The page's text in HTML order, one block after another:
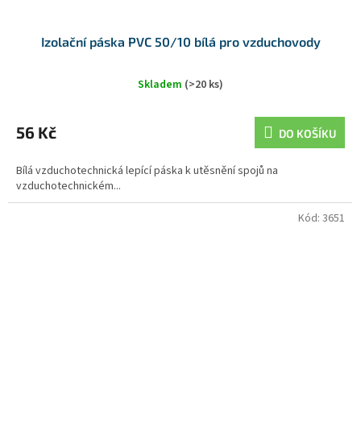
Izolační páska PVC 50/10 bílá pro vzduchovody
Skladem (>20 ks)
56 Kč DO KOŠÍKU
Bílá vzduchotechnická lepící páska k utěsnění spojů na
vzduchotechnickém...
Kód: 3651